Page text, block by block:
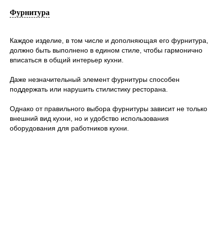
Фурнитура
Каждое изделие, в том числе и дополняющая его фурнитура,
должно быть выполнено в едином стиле, чтобы гармонично
вписаться в общий интерьер кухни.
Даже незначительный элемент фурнитуры способен
поддержать или нарушить стилистику ресторана.
Однако от правильного выбора фурнитуры зависит не только
внешний вид кухни, но и удобство использования
оборудования для работников кухни.